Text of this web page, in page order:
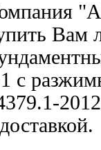
Вам
с